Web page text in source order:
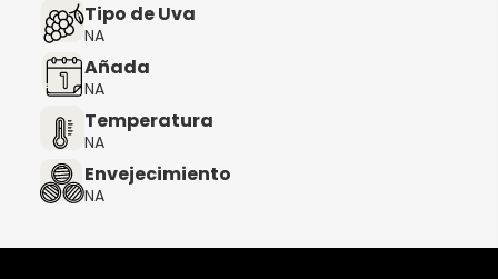
Tipo de Uva
NA
Añada
NA
Temperatura
NA
Envejecimiento
NA